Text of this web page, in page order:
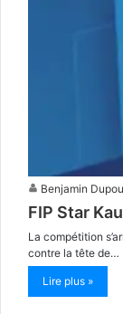
Benjamin
FIP Star
La compétition
contre la tête de…
Lire plus »